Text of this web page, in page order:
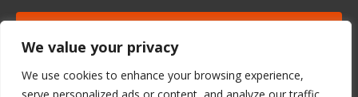
We value your privacy
We use cookies to enhance your browsing experience,